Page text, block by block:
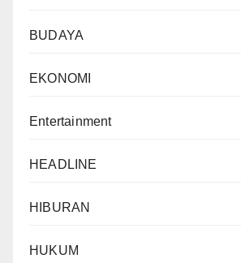
BUDAYA
EKONOMI
Entertainment
HEADLINE
HIBURAN
HUKUM